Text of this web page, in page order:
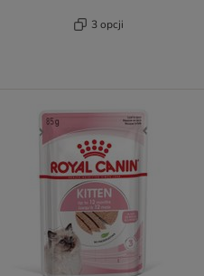
3 opcji